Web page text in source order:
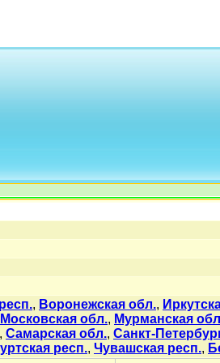
, Воронежская обл.,
Московская обл., Мурманская
, Самарская обл., Санкт-
респ., Чувашская респ.,